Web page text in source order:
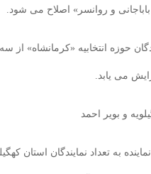
باباجانی و روانسر» اصلاح می‏ شود.
حوزه انتخابیه «کرمانشاه» از سه
می‏ یابد.
به تعداد نمایندگان استان